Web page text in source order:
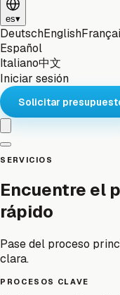
es▾
DeutschEnglish
Español
Italiano中文
Iniciar sesión
Solicitar
SERVICIOS
Encuentre el
rápido
Pase del proceso
clara.
PROCESOS CLAVE